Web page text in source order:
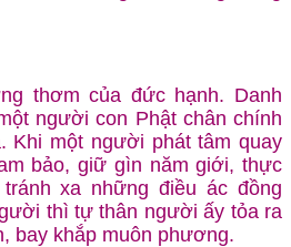
thơm của đức hạnh. Danh
người con Phật chân chính
Khi một người phát tâm quay
bảo, giữ gìn năm giới, thực
xa những điều ác đồng
thì tự thân người ấy tỏa ra
bay khắp muôn phương.